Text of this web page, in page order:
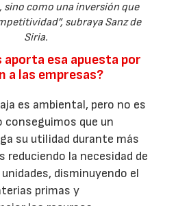
sino como una inversión que
subraya Sanz de
Siria.
aporta esa apuesta por
a las empresas?
es ambiental, pero no es
conseguimos que un
su utilidad durante más
la necesidad de
disminuyendo el
primas y